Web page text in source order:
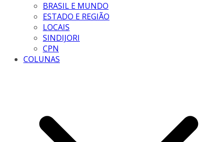
BRASIL E MUNDO
ESTADO E REGIÃO
LOCAIS
SINDIJORI
CPN
COLUNAS